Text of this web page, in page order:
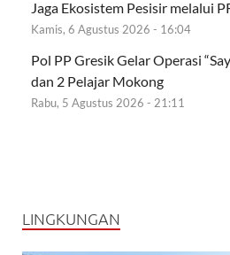
Jaga Ekosistem Pesisir melalui
Kamis, 6 Agustus 2026 - 16:04
Pol PP Gresik Gelar Operasi
dan 2 Pelajar Mokong
Rabu, 5 Agustus 2026 - 21:11
LINGKUNGAN